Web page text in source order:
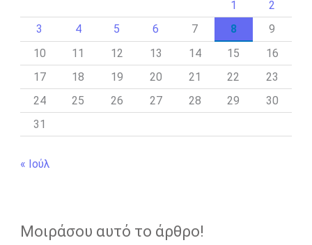
1
2
3
4 5 6 7 8
9
10
11 12 13 14 15
16
17
18 19 20 21 22
23
24
25 26 27 28 29
30
31
« Ιούλ
Μοιράσου αυτό το άρθρο!